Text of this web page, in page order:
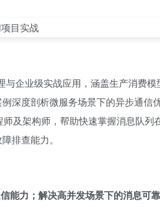
企业级实战应用，涵盖生产消费模
深度剖析微服务场景下的异步通信
及架构师，帮助快速掌握消息队列
排查能力。
能力；解决高并发场景下的消息可